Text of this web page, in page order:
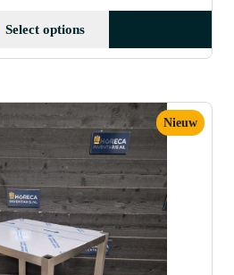
Select options
Nieuw